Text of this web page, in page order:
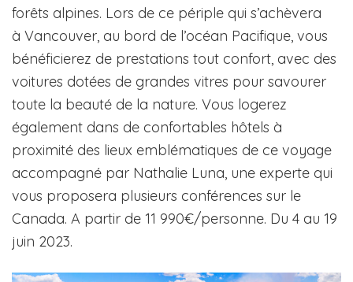
forêts alpines. Lors de ce périple qui s’achèvera
à Vancouver, au bord de l’océan Pacifique, vous
bénéficierez de prestations tout confort, avec des
voitures dotées de grandes vitres pour savourer
toute la beauté de la nature. Vous logerez
également dans de confortables hôtels à
proximité des lieux emblématiques de ce voyage
accompagné par Nathalie Luna, une experte qui
vous proposera plusieurs conférences sur le
Canada. A partir de 11 990€/personne. Du 4 au 19
juin 2023.